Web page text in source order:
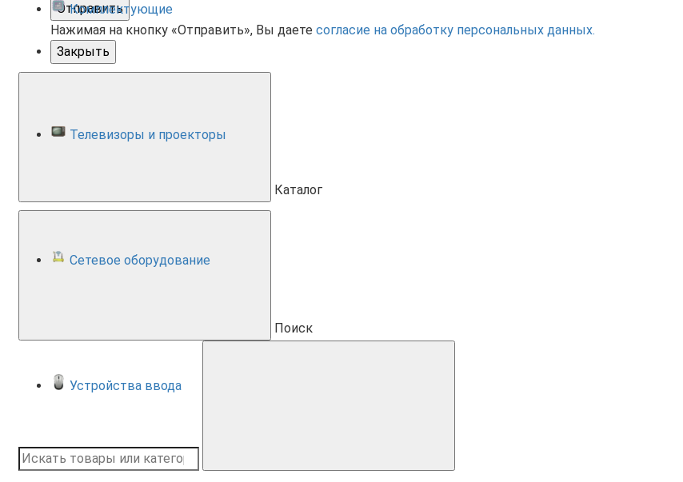
Отправить
Нажимая на кнопку «Отправить», Вы даете согласие на обработку персональных данных.
Закрыть
Каталог
Поиск
Комплектующие
Телевизоры и проекторы
Сетевое оборудование
Устройства ввода